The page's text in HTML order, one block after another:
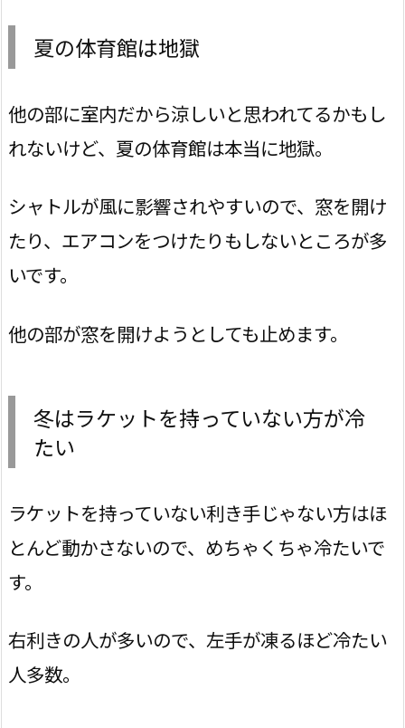
夏の体育館は地獄
他の部に室内だから涼しいと思われてるかもし
れないけど、夏の体育館は本当に地獄。
シャトルが風に影響されやすいので、窓を開け
たり、エアコンをつけたりもしないところが多
いです。
他の部が窓を開けようとしても止めます。
冬はラケットを持っていない方が冷
たい
ラケットを持っていない利き手じゃない方はほ
とんど動かさないので、めちゃくちゃ冷たいで
す。
右利きの人が多いので、左手が凍るほど冷たい
人多数。